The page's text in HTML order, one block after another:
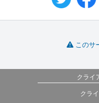
このサ
クライ
クラ